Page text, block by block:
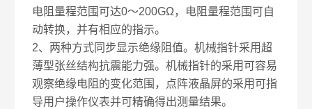
电阻量程范围可达0～200GΩ，电阻量程范围可自
动转换，并有相应的指示。
2、两种方式同步显示绝缘阻值。机械指针采用超
薄型张丝结构抗震能力强。机械指针的采用可容易
观察绝缘电阻的变化范围，点阵液晶屏的采用可指
导用户操作仪表并可精确得出测量结果。